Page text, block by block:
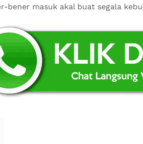
bener masuk akal buat segala